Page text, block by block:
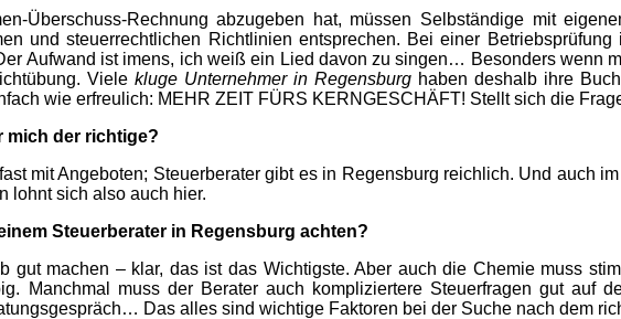
Überschuss-Rechnung abzugeben hat, müssen Selbständige mit
und steuerrechtlichen Richtlinien entsprechen. Bei einer
Aufwand ist imens, ich weiß ein Lied davon zu singen… Besonders wenn
Viele kluge Unternehmer in Regensburg haben deshalb ihre
wie erfreulich: MEHR ZEIT FÜRS KERNGESCHÄFT! Stellt sich die
mich der richtige?
mit Angeboten; Steuerberater gibt es in Regensburg reichlich. Und auch
lohnt sich also auch hier.
Steuerberater in Regensburg achten?
gut machen – klar, das ist das Wichtigste. Aber auch die Chemie muss
Manchmal muss der Berater auch kompliziertere Steuerfragen gut auf
Das alles sind wichtige Faktoren bei der Suche nach dem